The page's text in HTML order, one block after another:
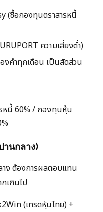
(ซื้อกองทุนตราสารหนี้
ความเสี่ยงต่ำ)
งคำทุกเดือน เป็นสัดส่วน
หนี้ 60% / กองทุนหุ้น
นกลาง)
ง ต้องการผลตอบแทน
เกินไป
(เทรดหุ้นไทย) +